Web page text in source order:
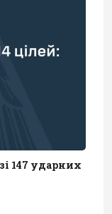
147 ударних